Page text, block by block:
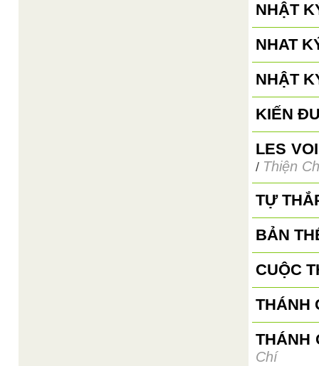
NHẬT
NHAT
NHẬT
KIẾN
LES
/ Thiện
TỰ
BẢN
CUỘC
THÁNH
THÁNH
Chí